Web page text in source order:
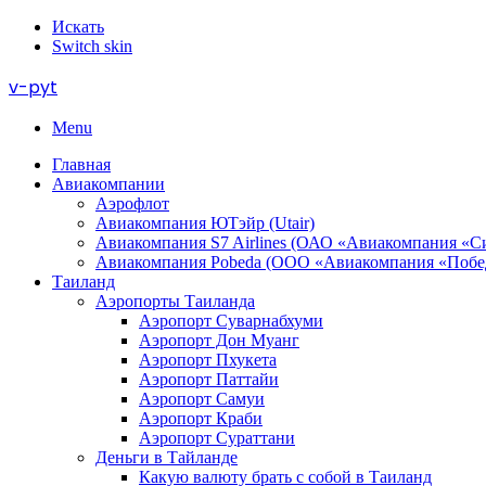
Искать
Switch skin
v-pyt
Menu
Главная
Авиакомпании
Аэрофлот
Авиакомпания ЮТэйр (Utair)
Авиакомпания S7 Airlines (ОАО «Авиакомпания
Авиакомпания Pobeda (ООО «Авиакомпания
Таиланд
Аэропорты Таиланда
Аэропорт Суварнабхуми
Аэропорт Дон Муанг
Аэропорт Пхукета
Аэропорт Паттайи
Аэропорт Самуи
Аэропорт Краби
Аэропорт Сураттани
Деньги в Тайланде
Какую валюту брать с собой в Таиланд